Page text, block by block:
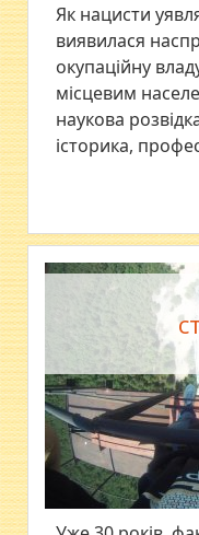
Як нацисти
виявилася
окупаційну
місцевим
наукова
історика,